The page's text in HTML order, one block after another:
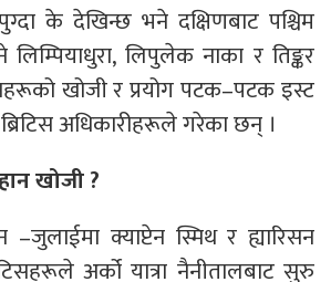
के देखिन्छ भने दक्षिणबाट पश्चिम
लिपुलेक नाका र तिङ्कर
खोजी र प्रयोग पटक–पटक इस्ट
अधिकारीहरूले गरेका छन् ।
खोजी ?
क्याप्टेन स्मिथ र ह्यारिसन
अर्को यात्रा नैनीतालबाट सुरु